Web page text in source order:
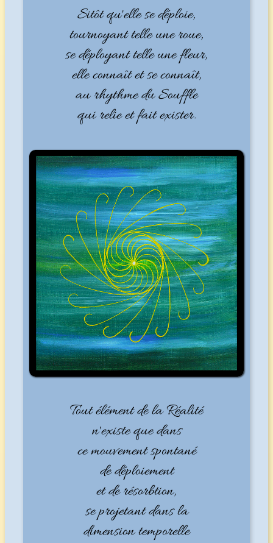
Sitôt qu'elle se déploie,
tournoyant telle une roue,
se déployant telle une fleur,
elle connaît et se connaît,
au rhythme du Souffle
qui relie et fait exister.
Tout élément de la Réalité
n'existe que dans
ce mouvement spontané
de déploiement
et de résorbtion,
se projetant dans la
dimension temporelle